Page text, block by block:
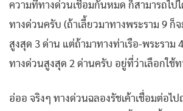
ความที่ทางด่วนเชื่อมกันหมด ก็สามารถไป
ทางด่วนครับ (ถ้าเลี้ยวมาทางพระราม 9 ก็
สูงสุด 3 ด่าน แต่ถ้ามาทางท่าเรือ-พระราม
ทางด่วนสูงสุด 2 ด่านครับ อยู่ที่ว่าเลือกใช้ท
อ่ออ จริงๆ ทางด่วนฉลองรัชเค้าเชื่อมต่อไ